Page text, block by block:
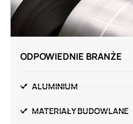
ODPOWIEDNIE BRANŻE
ALUMINIUM
MATERIAŁY BUDOWLANE